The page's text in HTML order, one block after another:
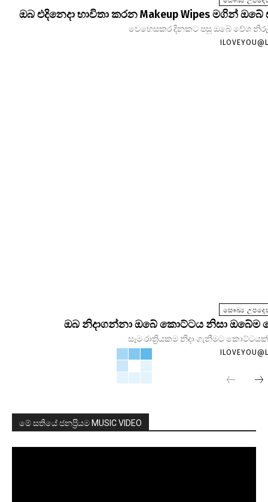
ඔබ එදිනෙදා භාවිතා කරන Makeup Wipes මගින්
වෙහෙසකර දිනකට පසු ඔබේ වේශ
සෞඛ්‍ය
ඔබ නිදාගන්නා ඔබේ කොට්ටය නිසා ඔබේම
සෑම රාත්‍රියකම නිදා ගැනීමට
මේ සතියේ ජනප්‍රියම MUSIC VIDEO